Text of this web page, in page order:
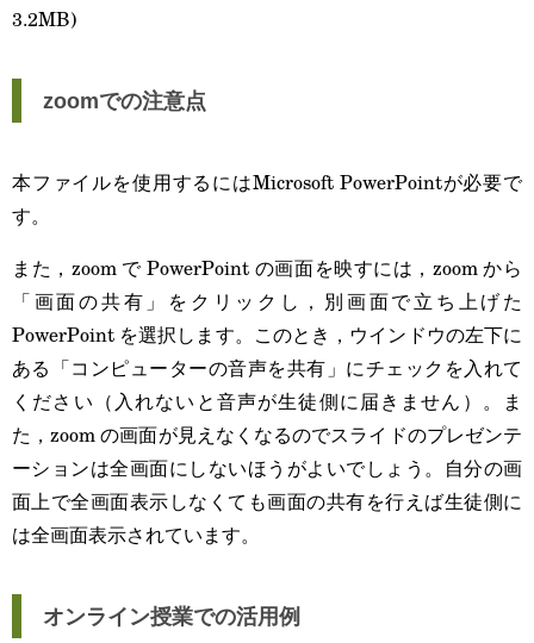
3.2MB)
zoomでの注意点
本ファイルを使用するにはMicrosoft PowerPointが必要で
す。
また，zoom で PowerPoint の画面を映すには，zoom から
「画面の共有」をクリックし，別画面で立ち上げた
PowerPoint を選択します。このとき，ウインドウの左下に
ある「コンピューターの音声を共有」にチェックを入れて
ください（入れないと音声が生徒側に届きません）。ま
た，zoom の画面が見えなくなるのでスライドのプレゼンテ
ーションは全画面にしないほうがよいでしょう。自分の画
面上で全画面表示しなくても画面の共有を行えば生徒側に
は全画面表示されています。
オンライン授業での活用例